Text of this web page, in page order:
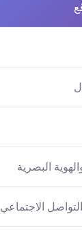
البصرية
الاجتماعي